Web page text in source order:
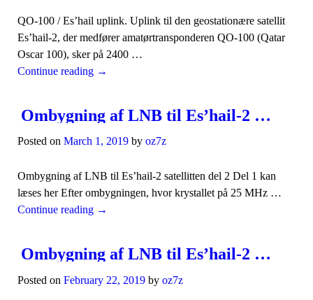
QO-100 / Es’hail uplink. Uplink til den geostationære satellit
Es’hail-2, der medfører amatørtransponderen QO-100 (Qatar
Oscar 100), sker på 2400 …
Continue reading →
Ombygning af LNB til Es’hail-2 satellitten del 2
Posted on March 1, 2019 by oz7z
Ombygning af LNB til Es’hail-2 satellitten del 2 Del 1 kan
læses her Efter ombygningen, hvor krystallet på 25 MHz …
Continue reading →
Ombygning af LNB til Es’hail-2 satellitten
Posted on February 22, 2019 by oz7z